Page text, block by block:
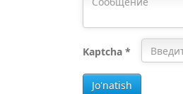
Kaptcha *
Jo'natish